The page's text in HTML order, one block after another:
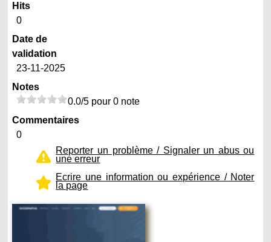
Hits
0
Date de
validation
23-11-2025
Notes
0.0/5 pour 0 note
Commentaires
0
Reporter un problème / Signaler un abus ou
une erreur
Ecrire une information ou expérience / Noter
la page